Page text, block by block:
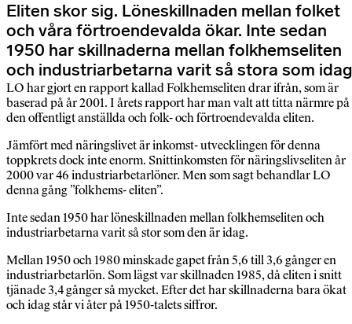
Eliten skor sig. Löneskillnaden mellan folket
och våra förtroendevalda ökar. Inte sedan
1950 har skillnaderna mellan folkhemseliten
och industriarbetarna varit så stora som
LO har gjort en rapport kallad Folkhemseliten drar ifrån, som är
baserad på år 2001. I årets rapport har man valt att titta närmre på
den offentligt anställda och folk- och förtroendevalda eliten.
Jämfört med näringslivet är inkomst- utvecklingen för denna
toppkrets dock inte enorm. Snittinkomsten för näringslivseliten år
2000 var 46 industriarbetarlöner. Men som sagt behandlar LO
denna gång ”folkhems- eliten”.
Inte sedan 1950 har löneskillnaden mellan folkhemseliten och
industriarbetarna varit så stor som den är idag.
Mellan 1950 och 1980 minskade gapet från 5,6 till 3,6 gånger en
industriarbetarlön. Som lägst var skillnaden 1985, då eliten i snitt
tjänade 3,4 gånger så mycket. Efter det har skillnaderna bara ökat
och idag står vi åter på 1950-talets siffror.